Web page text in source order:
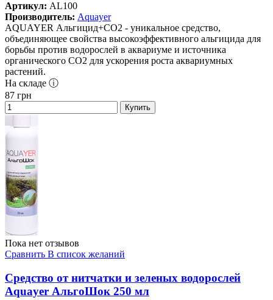
Артикул: AL100
Производитель: Aquayer
AQUAYER Альгицид+СО2 - уникальное средство,
объединяющее свойства высокоэффективного альгицида для
борьбы против водорослей в аквариуме и источника
органического СО2 для ускорения роста аквариумных
растений.
На складе ⓘ
87 грн
Купить
Пока нет отзывов
Сравнить В список желаний
Средство от нитчатки и зеленых водорослей
Aquayer АльгоШок 250 мл